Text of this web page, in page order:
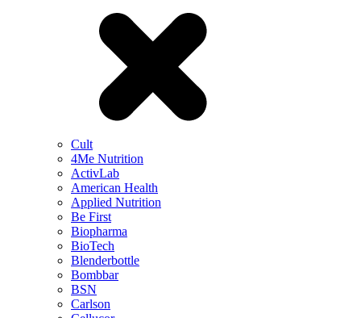
Cult
4Me Nutrition
ActivLab
American Health
Applied Nutrition
Be First
Biopharma
BioTech
Blenderbottle
Bombbar
BSN
Carlson